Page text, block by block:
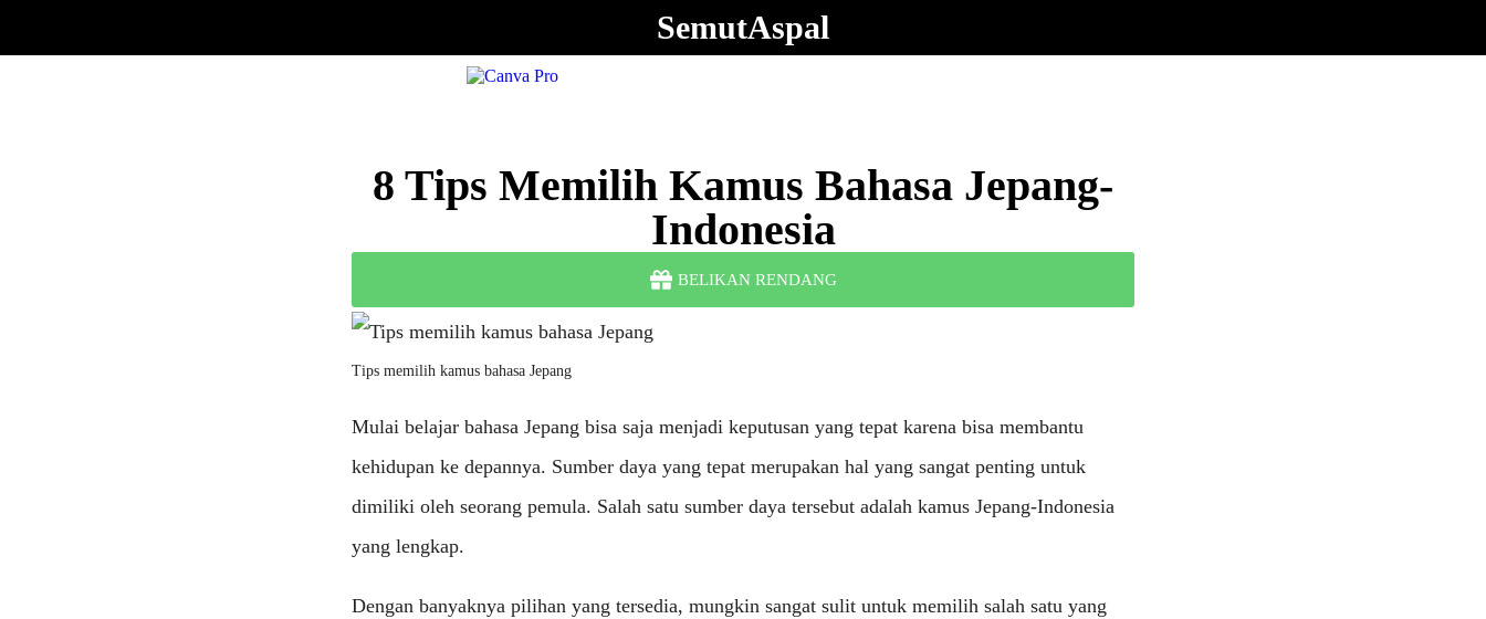
SemutAspal
8 Tips Memilih Kamus Bahasa Jepang-
Indonesia
BELIKAN RENDANG
Tips memilih kamus bahasa Jepang
Mulai belajar bahasa Jepang bisa saja menjadi keputusan yang tepat karena bisa membantu
kehidupan ke depannya. Sumber daya yang tepat merupakan hal yang sangat penting untuk
dimiliki oleh seorang pemula. Salah satu sumber daya tersebut adalah kamus Jepang-Indonesia
yang lengkap.
Dengan banyaknya pilihan yang tersedia, mungkin sangat sulit untuk memilih salah satu yang